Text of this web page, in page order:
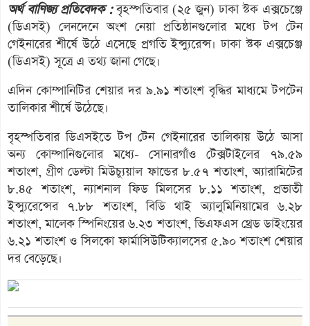
অর্থ বাণিজ্য প্রতিবেদক :বৃহস্পতিবার (২৫ জুন) ঢাকা স্টক এক্সচেঞ্জে
(ডিএসই) লেনদেনে অংশ নেয়া প্রতিষ্ঠানগুলোর মধ্যে টপ টেন
গেইনারের শীর্ষে উঠে এসেছে প্রগতি ইন্স্যুরেন্স। ঢাকা স্টক এক্সচেঞ্জ
(ডিএসই) সূত্রে এ তথ্য জানা গেছে।
এদিন কোম্পানিটির শেয়ার দর ৯.৯১ শতাংশ বৃদ্ধির মাধ্যমে টপটেন
তালিকার শীর্ষে উঠেছে।
বৃহস্পতিবার ডিএসইতে টপ টেন গেইনারের তালিকায় উঠে আসা
অন্য কোম্পানিগুলোর মধ্যে- সোনারগাঁও টেক্সটাইলের ৭৯.৫৯
শতাংশ, গ্রীণ ডেল্টা মিউচ্যুয়াল ফান্ডের ৮.৫৭ শতাংশ, অ্যারামিটের
৮.৪৫ শতাংশ, ন্যাশনাল ফিড মিলসের ৮.১১ শতাংশ, প্রভাতী
ইন্স্যুরেন্সের ৭.৮৮ শতাংশ, বিডি থাই অ্যালুমিনিয়ামের ৬.২৮
শতাংশ, মালেক স্পিনিংয়ের ৬.২৩ শতাংশ, ভিএফএস থ্রেড ডাইংয়ের
৬.২১ শতাংশ ও সিলকো ফার্মাসিউটিক্যালসের ৫.৯০ শতাংশ শেয়ার
দর বেড়েছে।